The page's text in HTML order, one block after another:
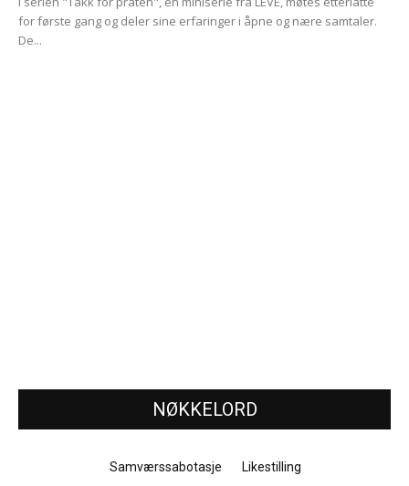
for første gang og deler sine erfaringer i åpne og nære samtaler.
De...
NØKKELORD
Samværssabotasje
Likestilling